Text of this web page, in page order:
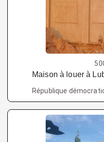
Maison à louer à
République